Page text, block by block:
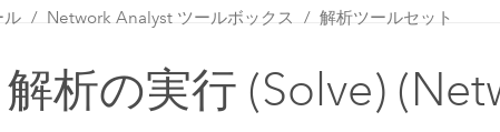
電気通信
交通機関
GIS を活用して、最新の強靱で持続可
的アプローチは、インフラストラクチ
ロジェクトが周囲の環境とどのよう
しているかをリーダーが理解するのに
My Esri
ー リーダーの声
メディアおよびアナ
ル Network Analyst ツールボックス 解析ツールセット
解析の実行 (Solve)